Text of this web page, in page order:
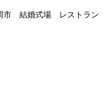
市 結婚式場 レストラン